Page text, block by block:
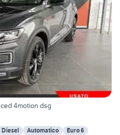
4motion dsg
Diesel Automatico
Euro 6